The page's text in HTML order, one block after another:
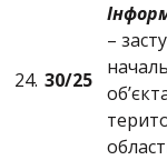
24. 30/25
–